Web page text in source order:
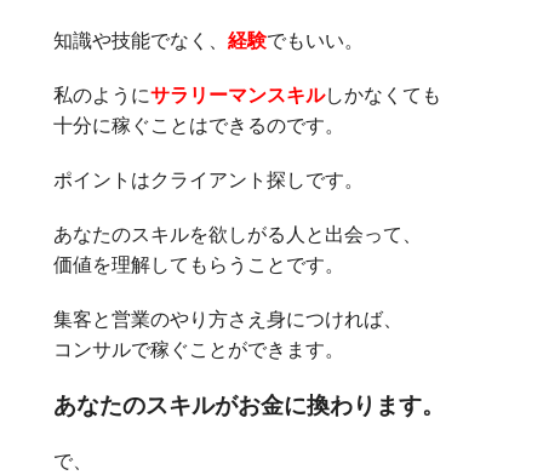
知識や技能でなく、 経験でもいい。
私のようにサラリーマンスキルしかなくても
十分に稼ぐことはできるのです。
ポイントはクライアント探しです。
あなたのスキルを欲しがる人と出会って、
価値を理解してもらうことです。
集客と営業のやり方さえ身につければ、
コンサルで稼ぐことができます。
あなたのスキルがお金に換わります。
で、